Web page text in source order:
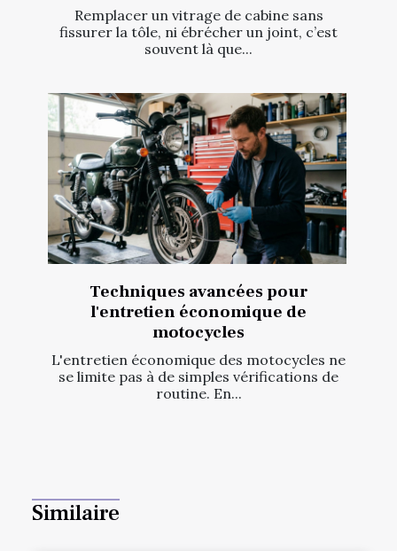
Remplacer un vitrage de cabine sans
fissurer la tôle, ni ébrécher un joint, c’est
souvent là que...
Techniques avancées pour
l'entretien économique de
motocycles
L'entretien économique des motocycles ne
se limite pas à de simples vérifications de
routine. En...
Similaire